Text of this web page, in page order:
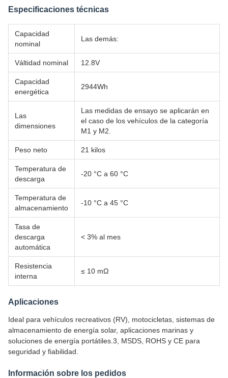
Especificaciones técnicas
Capacidad
nominal
Las demás:
Válti­dad nominal 12.8V
Capacidad
energética
2944Wh
Las
dimensiones
Las medidas de ensayo se aplicarán en
el caso de los vehículos de la categoría
M1 y M2.
Peso neto 21 kilos
Temperatura de
descarga
-20 °C a 60 °C
Temperatura de
almacenamiento
-10 °C a 45 °C
Tasa de
descarga
automática
< 3% al mes
Resistencia
interna
≤ 10 mΩ
Aplicaciones
Ideal para vehículos recreativos (RV), motocicletas, sistemas de
almacenamiento de energía solar, aplicaciones marinas y
soluciones de energía portátiles.3, MSDS, ROHS y CE para
seguridad y fiabilidad.
Información sobre los pedidos